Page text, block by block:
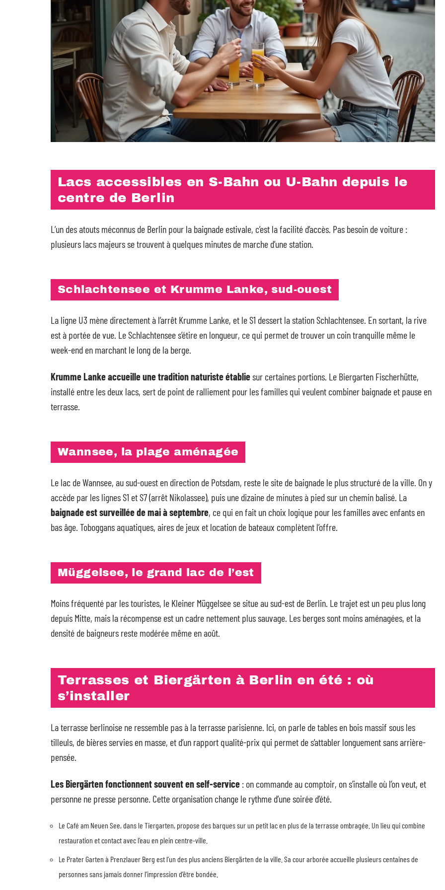
Lacs accessibles en S-Bahn ou U-Bahn depuis le
centre de Berlin
L’un des atouts méconnus de Berlin pour la baignade estivale, c’est la facilité d’accès. Pas besoin de voiture :
plusieurs lacs majeurs se trouvent à quelques minutes de marche d’une station.
Schlachtensee et Krumme Lanke, sud-ouest
La ligne U3 mène directement à l’arrêt Krumme Lanke, et le S1 dessert la station Schlachtensee. En sortant, la rive
est à portée de vue. Le Schlachtensee s’étire en longueur, ce qui permet de trouver un coin tranquille même le
week-end en marchant le long de la berge.
Krumme Lanke accueille une tradition naturiste établiesur certaines portions. Le Biergarten Fischerhütte,
installé entre les deux lacs, sert de point de ralliement pour les familles qui veulent combiner baignade et pause en
terrasse.
Wannsee, la plage aménagée
Le lac de Wannsee, au sud-ouest en direction de Potsdam, reste le site de baignade le plus structuré de la ville. On y
accède par les lignes S1 et S7 (arrêt Nikolassee), puis une dizaine de minutes à pied sur un chemin balisé. La
baignade est surveillée de mai à septembre, ce qui en fait un choix logique pour les familles avec enfants en
bas âge. Toboggans aquatiques, aires de jeux et location de bateaux complètent l’offre.
Müggelsee, le grand lac de l’est
Moins fréquenté par les touristes, le Kleiner Müggelsee se situe au sud-est de Berlin. Le trajet est un peu plus long
depuis Mitte, mais la récompense est un cadre nettement plus sauvage. Les berges sont moins aménagées, et la
densité de baigneurs reste modérée même en août.
Terrasses et Biergärten à Berlin en été : où
s’installer
La terrasse berlinoise ne ressemble pas à la terrasse parisienne. Ici, on parle de tables en bois massif sous les
tilleuls, de bières servies en masse, et d’un rapport qualité-prix qui permet de s’attabler longuement sans arrière-
pensée.
Les Biergärten fonctionnent souvent en self-service : on commande au comptoir, on s’installe où l’on veut, et
personne ne presse personne. Cette organisation change le rythme d’une soirée d’été.
Le Café am Neuen See, dans le Tiergarten, propose des barques sur un petit lac en plus de la terrasse ombragée. Un lieu qui combine
restauration et contact avec l’eau en plein centre-ville.
Le Prater Garten à Prenzlauer Berg est l’un des plus anciens Biergärten de la ville. Sa cour arborée accueille plusieurs centaines de
personnes sans jamais donner l’impression d’être bondée.